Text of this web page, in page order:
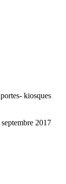
kiosques
2017